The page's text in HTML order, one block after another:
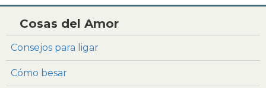
Cosas del Amor
Consejos para ligar
Cómo besar